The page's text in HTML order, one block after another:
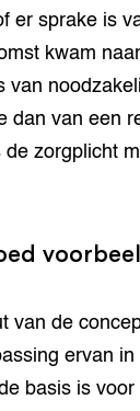
sprake is
kwam
van
dan van een
zorgplicht
van de
ervan
basis is voor